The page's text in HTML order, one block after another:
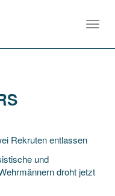
Rekruten entlassen
und
droht jetzt